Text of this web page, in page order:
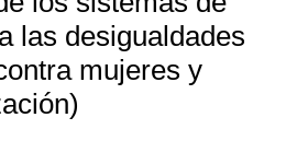
las desigualdades
mujeres y